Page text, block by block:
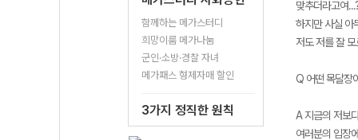
함께하는 메가스터디
희망이룸 메가나눔
군인·소방·경찰 자녀
메가패스 형제자매 할인
3가지 정직한 원칙
맞추더라고여
하지만 사실 아
저도 저를 잘
Q 어떤 목달장
A 지금의 저보
여러분의 입장